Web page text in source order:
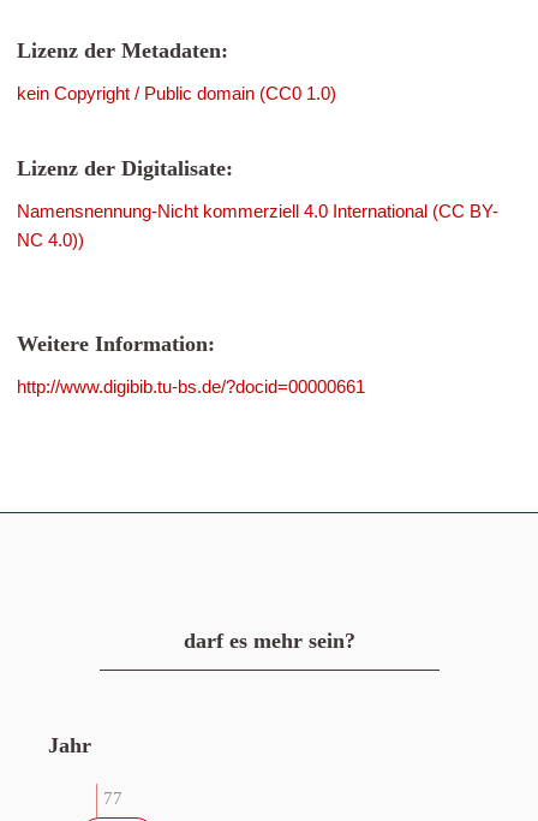
Lizenz der Metadaten:
kein Copyright / Public domain (CC0 1.0)
Lizenz der Digitalisate:
Namensnennung-Nicht kommerziell 4.0 International (CC BY-
NC 4.0))
Weitere Information:
http://www.digibib.tu-bs.de/?docid=00000661
darf es mehr sein?
Jahr
77